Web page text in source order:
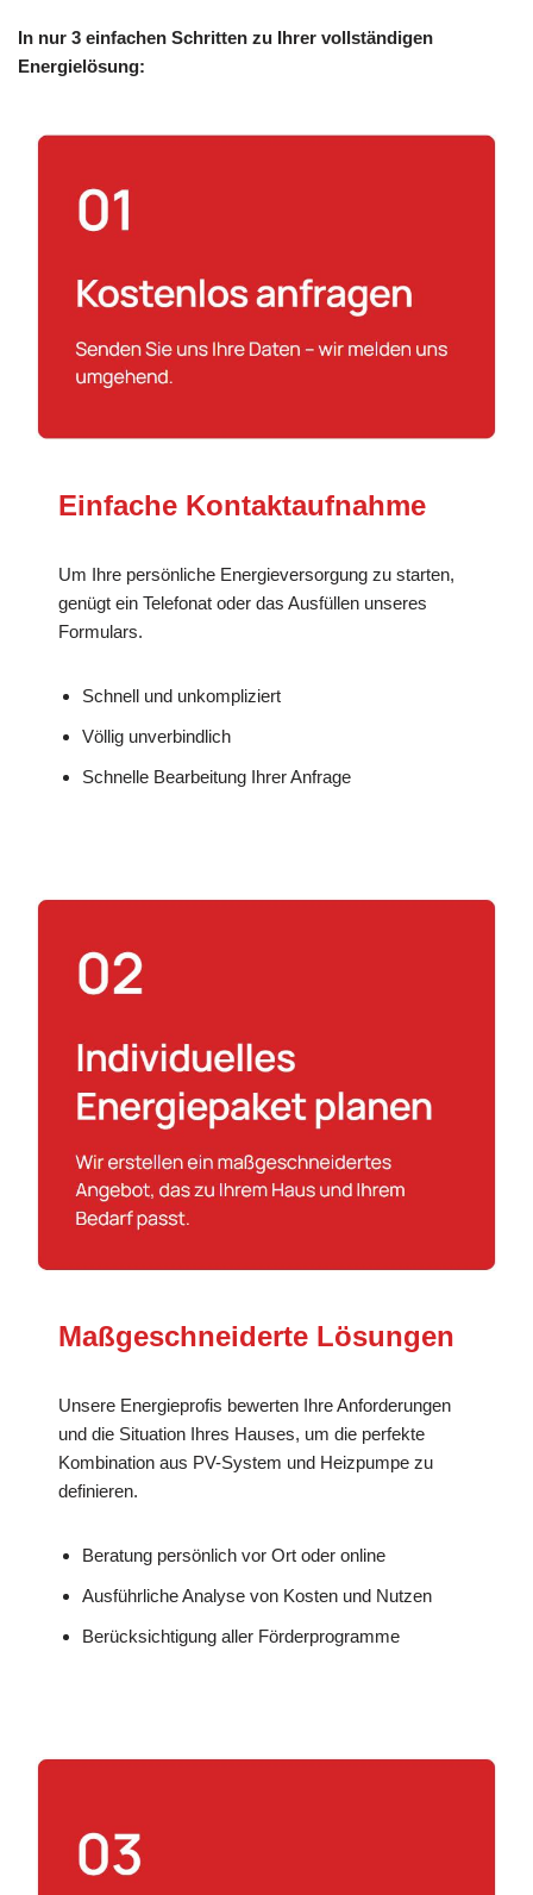
In nur 3 einfachen Schritten zu Ihrer vollständigen
Energielösung:
Einfache Kontaktaufnahme
Um Ihre persönliche Energieversorgung zu starten,
genügt ein Telefonat oder das Ausfüllen unseres
Formulars.
Schnell und unkompliziert
Völlig unverbindlich
Schnelle Bearbeitung Ihrer Anfrage
Maßgeschneiderte Lösungen
Unsere Energieprofis bewerten Ihre Anforderungen
und die Situation Ihres Hauses, um die perfekte
Kombination aus PV-System und Heizpumpe zu
definieren.
Beratung persönlich vor Ort oder online
Ausführliche Analyse von Kosten und Nutzen
Berücksichtigung aller Förderprogramme